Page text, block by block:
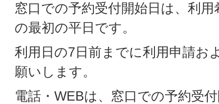
窓口での予約受付開始日は、利
の最初の平日です。
利用日の7日前までに利用申請お
願いします。
電話・WEBは、窓口での予約受